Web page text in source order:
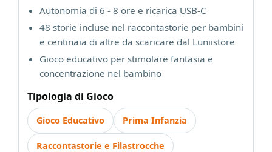
Autonomia di 6 - 8 ore e ricarica USB-C
48 storie incluse nel raccontastorie per bambini
e centinaia di altre da scaricare dal Luniistore
Gioco educativo per stimolare fantasia e
concentrazione nel bambino
Tipologia di Gioco
Gioco Educativo Prima Infanzia
Raccontastorie e Filastrocche